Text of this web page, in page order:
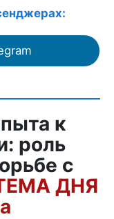
к
роль
с
ДНЯ